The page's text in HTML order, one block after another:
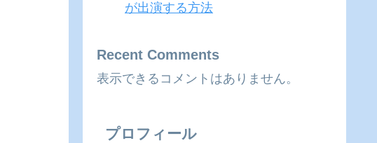
が出演する方法
Recent Comments
表示できるコメントはありません。
プロフィール